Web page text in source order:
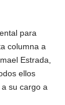
para
columna a
Estrada,
ellos
su cargo a